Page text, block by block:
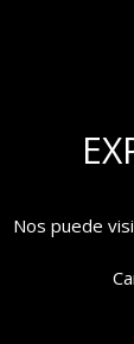
Nos puede